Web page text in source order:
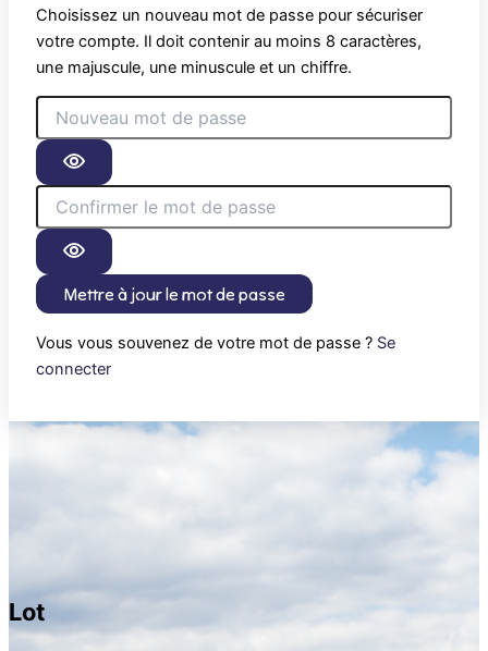
Choisissez un nouveau mot de passe pour sécuriser
votre compte. Il doit contenir au moins 8 caractères,
une majuscule, une minuscule et un chiffre.
Mettre à jour le mot de passe
Vous vous souvenez de votre mot de passe ? Se
connecter
Lot